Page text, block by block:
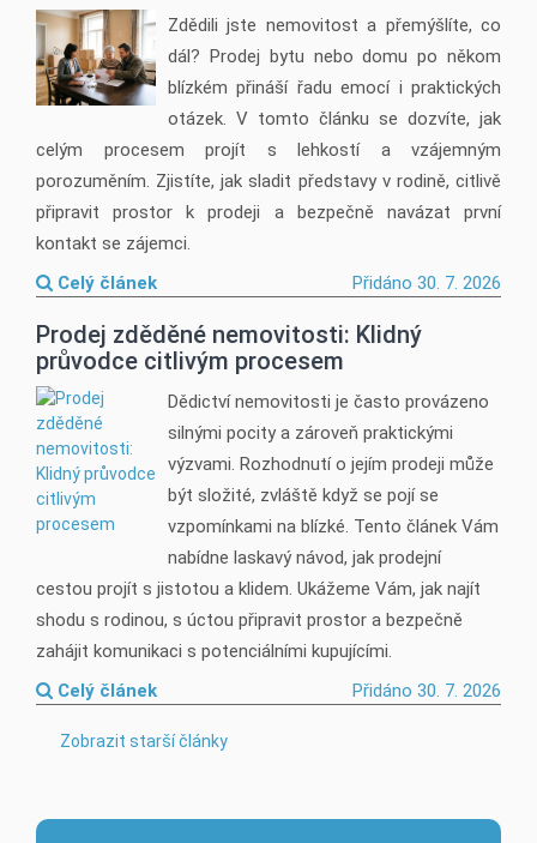
Zdědili jste nemovitost a přemýšlíte, co
dál? Prodej bytu nebo domu po někom
blízkém přináší řadu emocí i praktických
otázek. V tomto článku se dozvíte, jak
celým procesem projít s lehkostí a vzájemným
porozuměním. Zjistíte, jak sladit představy v rodině, citlivě
připravit prostor k prodeji a bezpečně navázat první
kontakt se zájemci.
Celý článek
Přidáno 30. 7. 2026
Prodej zděděné nemovitosti: Klidný
průvodce citlivým procesem
Dědictví nemovitosti je často provázeno
silnými pocity a zároveň praktickými
výzvami. Rozhodnutí o jejím prodeji může
být složité, zvláště když se pojí se
vzpomínkami na blízké. Tento článek Vám
nabídne laskavý návod, jak prodejní
cestou projít s jistotou a klidem. Ukážeme Vám, jak najít
shodu s rodinou, s úctou připravit prostor a bezpečně
zahájit komunikaci s potenciálními kupujícími.
Celý článek
Přidáno 30. 7. 2026
Zobrazit starší články